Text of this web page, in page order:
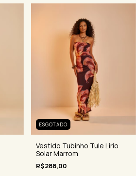
ESGOTADO
Vestido Tubinho Tule Lírio
Solar Marrom
R$288,00